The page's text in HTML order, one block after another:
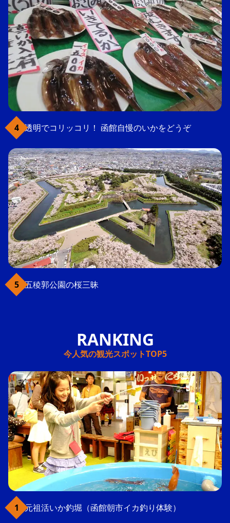
透明でコリッコリ！ 函館自慢のいかをどうぞ
五稜郭公園の桜三昧
今人気の観光スポットTOP5
元祖活いか釣堀（函館朝市イカ釣り体験）